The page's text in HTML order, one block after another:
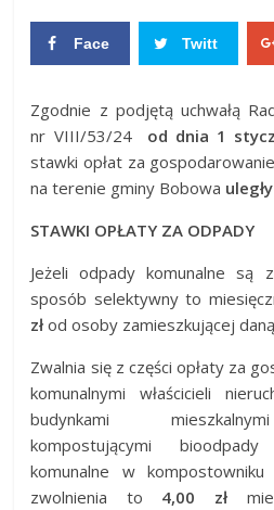
Face
k
Twitt
Zgodnie z podjętą uchwałą
nr VIII/53/24 od dnia 1
stawki opłat za
na terenie gminy Bobowa uległy
STAWKI OPŁATY ZA ODPADY
Jeżeli odpady komunalne są
sposób selektywny to
zł od osoby zamieszkującej
Zwalnia się z części opłaty za
komunalnymi właścicieli
budynkami
kompostującymi
komunalne w
zwolnienia to 4,00 zł